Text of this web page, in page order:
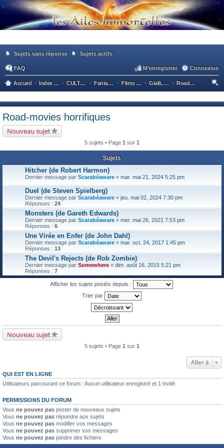
Sujets sans réponse Sujets actifs
FAQ Connexion
M’enregistrer
Accueil Index du forum CULTURE POPULAIRE / CULTURE GENERALE Fantastique - Epouvante Films et Séries classées par thèmes Gialli, films de serial killers, slashers
Road-movies horrifiques
he
Road-movies horrifiques
Nouveau sujet
5 sujets • Page 1 sur 1
Sujets
Hitcher (de Robert Harmon)
Dernier message par Scarabéaware « mar. mai 21, 2024 5:25 pm
Duel (de Steven Spielberg)
Dernier message par Scarabéaware « jeu. mai 02, 2024 7:30 pm
Réponses : 24
Monsters (de Gareth Edwards)
Dernier message par Scarabéaware « mer. mai 26, 2021 7:53 pm
Réponses : 6
Une Virée en Enfer (de John Dahl)
Dernier message par Scarabéaware « mar. oct. 24, 2017 1:45 pm
Réponses : 13
The Devil's Rejects (de Rob Zombie)
Dernier message par Somewhere « dim. août 16, 2015 5:21 pm
Réponses : 7
Afficher les sujets postés depuis :
Trier par
Nouveau sujet
5 sujets • Page 1 sur 1
Aller à
QUI EST EN LIGNE
Utilisateurs parcourant ce forum : Aucun utilisateur enregistré et 1 invité
PERMISSIONS DU FORUM
Vous ne pouvez pas poster de nouveaux sujets
Vous ne pouvez pas répondre aux sujets
Vous ne pouvez pas modifier vos messages
Vous ne pouvez pas supprimer vos messages
Vous ne pouvez pas joindre des fichiers